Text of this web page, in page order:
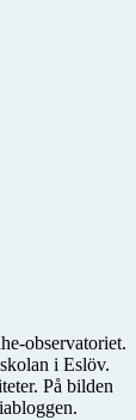
observatoriet.
i Eslöv.
På bilden